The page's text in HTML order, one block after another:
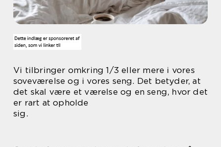
Vi tilbringer omkring 1/3 eller mere i vores
soveværelse og i vores seng. Det betyder, at
det skal være et værelse og en seng, hvor det
er rart at opholde
sig.